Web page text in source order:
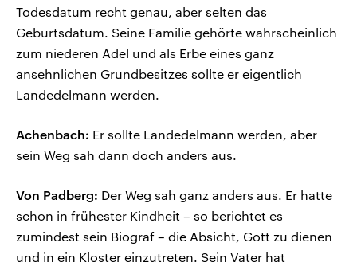
Todesdatum recht genau, aber selten das
Geburtsdatum. Seine Familie gehörte wahrscheinlich
zum niederen Adel und als Erbe eines ganz
ansehnlichen Grundbesitzes sollte er eigentlich
Landedelmann werden.
Achenbach: Er sollte Landedelmann werden, aber
sein Weg sah dann doch anders aus.
Von Padberg: Der Weg sah ganz anders aus. Er hatte
schon in frühester Kindheit – so berichtet es
zumindest sein Biograf – die Absicht, Gott zu dienen
und in ein Kloster einzutreten. Sein Vater hat